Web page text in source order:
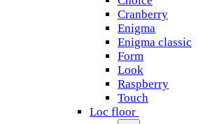
Cranberry
Enigma
Enigma classic
Form
Look
Raspberry
Touch
Loc floor